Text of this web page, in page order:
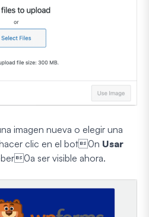
imagen nueva o elegir una
clic en el bot0n Usar
ser visible ahora.